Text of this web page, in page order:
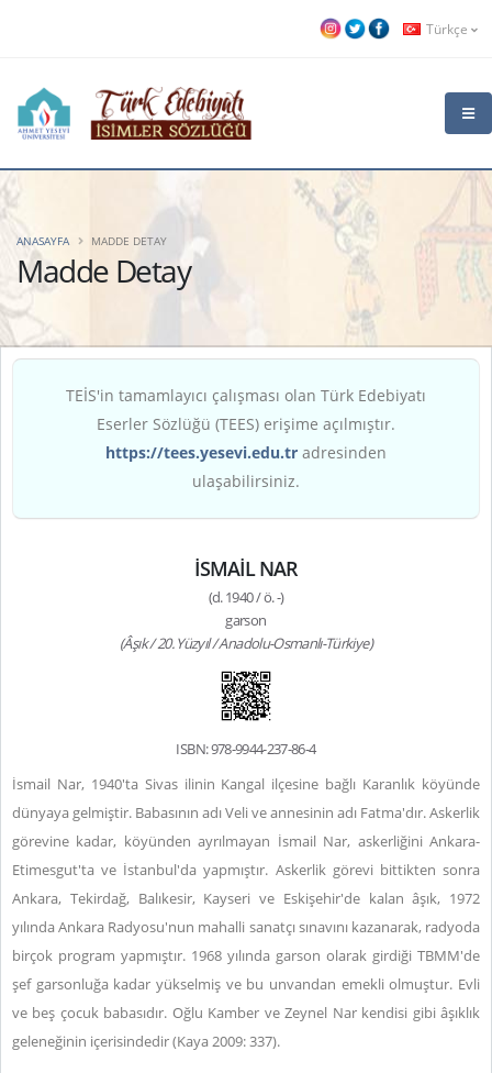
Türkçe
Madde Detay
ANASAYFA MADDE DETAY
TEİS'in tamamlayıcı çalışması olan Türk Edebiyatı
Eserler Sözlüğü (TEES) erişime açılmıştır.
https://tees.yesevi.edu.tr adresinden
ulaşabilirsiniz.
İSMAİL NAR
(d. 1940 / ö. -)
garson
(Âşık / 20. Yüzyıl / Anadolu-Osmanlı-Türkiye)
ISBN: 978-9944-237-86-4
İsmail Nar, 1940'ta Sivas ilinin Kangal ilçesine bağlı Karanlık köyünde
dünyaya gelmiştir. Babasının adı Veli ve annesinin adı Fatma'dır. Askerlik
görevine kadar, köyünden ayrılmayan İsmail Nar, askerliğini Ankara-
Etimesgut'ta ve İstanbul'da yapmıştır. Askerlik görevi bittikten sonra
Ankara, Tekirdağ, Balıkesir, Kayseri ve Eskişehir'de kalan âşık, 1972
yılında Ankara Radyosu'nun mahalli sanatçı sınavını kazanarak, radyoda
birçok program yapmıştır. 1968 yılında garson olarak girdiği TBMM'de
şef garsonluğa kadar yükselmiş ve bu unvandan emekli olmuştur. Evli
ve beş çocuk babasıdır. Oğlu Kamber ve Zeynel Nar kendisi gibi âşıklık
geleneğinin içerisindedir (Kaya 2009: 337).